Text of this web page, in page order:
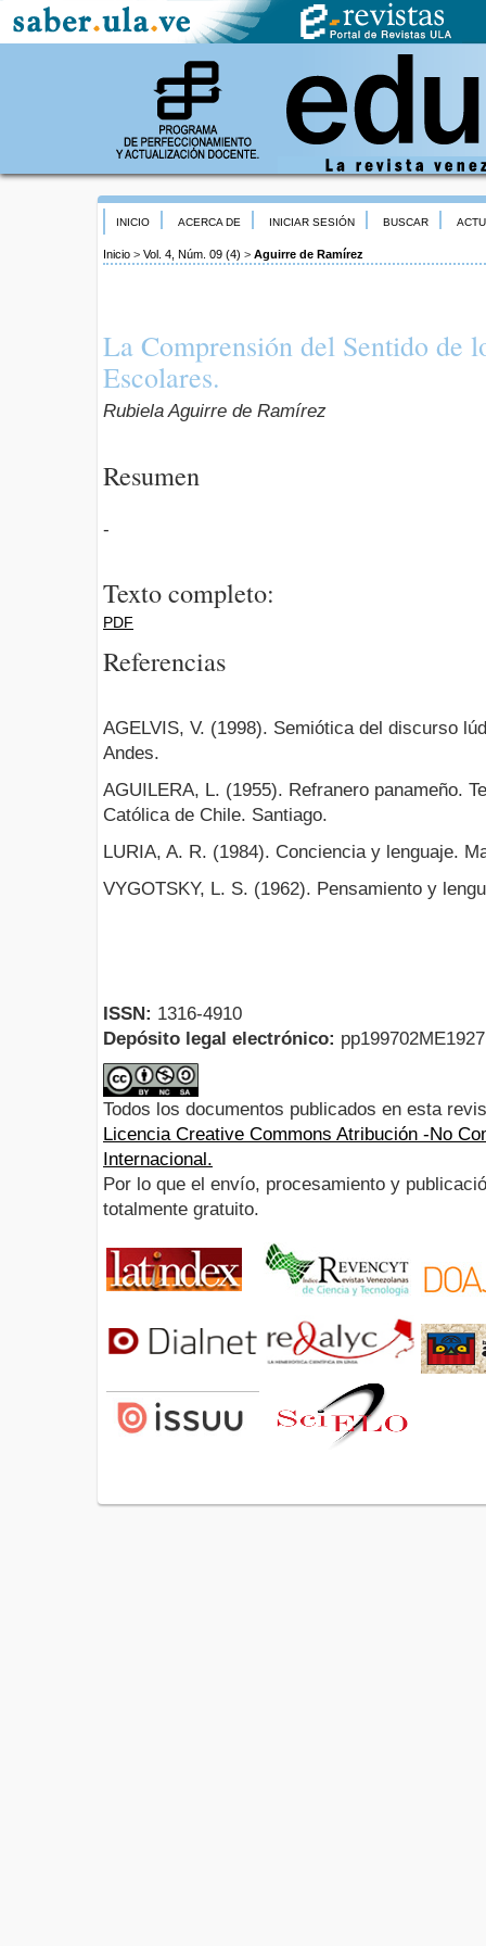
INICIO ACERCA DE INICIAR SESIÓN BUSCAR
Inicio > Vol. 4, Núm. 09 (4) > Aguirre de Ramírez
La Comprensión del Sentido de
Escolares.
Rubiela Aguirre de Ramírez
Resumen
-
Texto completo:
PDF
Referencias
AGELVIS, V. (1998). Semiótica del discurso
Andes.
AGUILERA, L. (1955). Refranero panameño.
Católica de Chile. Santiago.
LURIA, A. R. (1984). Conciencia y lenguaje.
VYGOTSKY, L. S. (1962). Pensamiento y
ISSN: 1316-4910
Depósito legal electrónico:
Todos los documentos publicados en esta
Licencia Creative Commons Atribución -No
Internacional.
Por lo que el envío, procesamiento y
totalmente gratuito.